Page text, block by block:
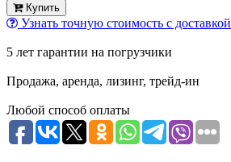
Купить
Узнать точную стоимость с доставкой
5 лет гарантии на погрузчики
Продажа, аренда, лизинг, трейд-ин
Любой способ оплаты